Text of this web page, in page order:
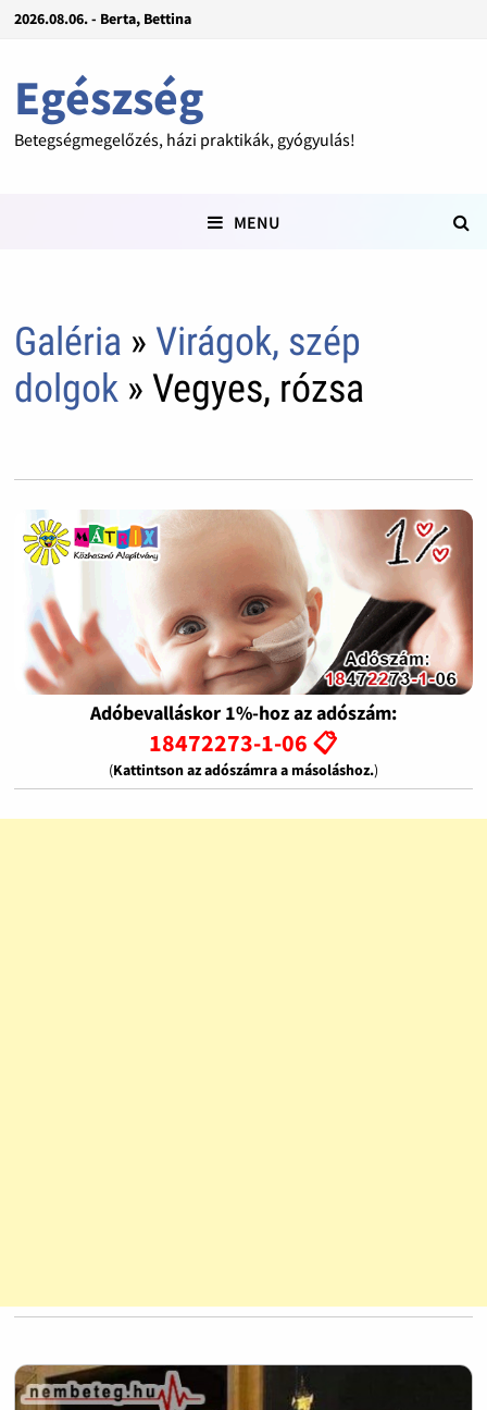
2026.08.06. - Berta, Bettina
Egészség
Betegségmegelőzés, házi praktikák, gyógyulás!
MENU
Galéria » Virágok, szép
dolgok» Vegyes, rózsa
Adóbevalláskor 1%-hoz az adószám:
18472273-1-06 📋
(Kattintson az adószámra a másoláshoz.)